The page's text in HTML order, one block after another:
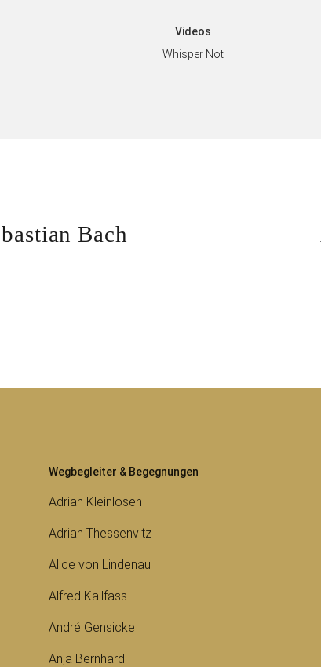
Videos
Whisper Not
Bach
Wegbegleiter & Begegnungen
Adrian Kleinlosen
Adrian Thessenvitz
Alice von Lindenau
Alfred Kallfass
André Gensicke
Anja Bernhard